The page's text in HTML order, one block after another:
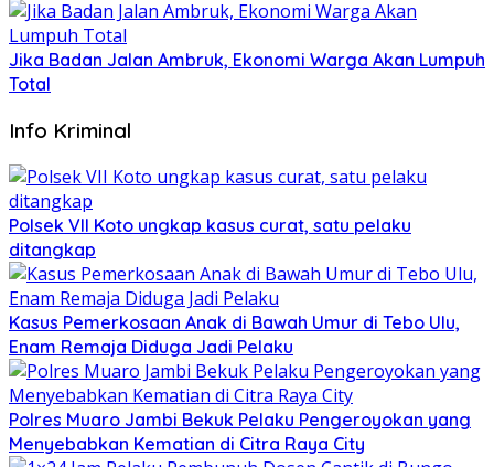
Jika Badan Jalan Ambruk, Ekonomi Warga Akan Lumpuh
Total
Info Kriminal
Polsek VII Koto ungkap kasus curat, satu pelaku
ditangkap
Kasus Pemerkosaan Anak di Bawah Umur di Tebo Ulu,
Enam Remaja Diduga Jadi Pelaku
Polres Muaro Jambi Bekuk Pelaku Pengeroyokan yang
Menyebabkan Kematian di Citra Raya City